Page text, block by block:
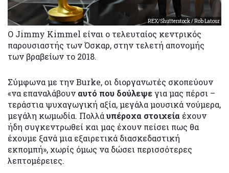
REX/Shutterstock / Rob Latour
Ο Jimmy Kimmel είναι ο τελευταίος κεντρικός
παρουσιαστής των Όσκαρ, στην τελετή απονομής
των βραβείων το 2018.
Σύμφωνα με την Burke, οι διοργανωτές σκοπεύουν
«να επαναλάβουν αυτό που δούλεψεγια μας πέρσι –
τεράστια ψυχαγωγική αξία, μεγάλα μουσικά νούμερα,
μεγάλη κωμωδία. Πολλάυπέροχα στοιχεία έχουν
ήδη συγκεντρωθεί και μας έχουν πείσει πως θα
έχουμε ξανά μια εξαιρετικά διασκεδαστική
εκπομπή», χωρίς όμως να δώσει περισσότερες
λεπτομέρειες.